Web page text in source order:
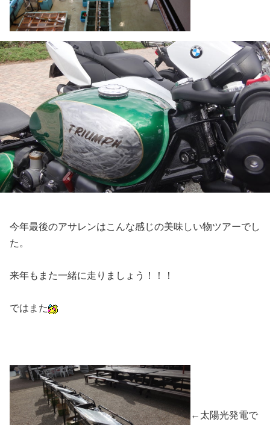
今年最後のアサレンはこんな感じの美味しい物ツアーでし
た。
来年もまた一緒に走りましょう！！！
ではまた
←太陽光発電で